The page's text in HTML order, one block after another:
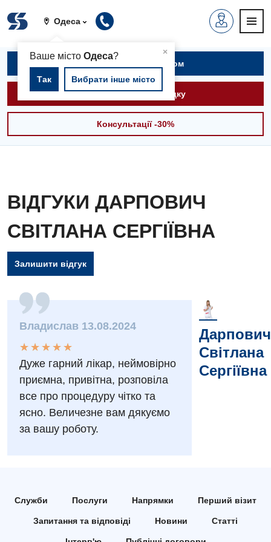
Одеса
×
Ваше містоОдеса?
Так Вибрати інше місто
Вакансії
Інтернатура
Енциклопедія
Програма лояльності
Відгуки
Відео
Ангіографічні дослідження
Ендоскопічне відділення
Комп’ютерна томографія
Магнітно-резонансна томографія
Мамографія
УЗД
Для дорослих
Відділ госпіталізації
Відділення кардіосудинної патології та неврології
Відділення невідкладних станів
Відділення інтенсивної терапії
Онкологічне відділлення
Національний скринінг здоров’я 40+
Українська
Записатися на прийом
Викликати швидку
Консультації -30%
ВІДГУКИ ДАРПОВИЧ
СВІТЛАНА СЕРГІЇВНА
Залишити відгук
Владислав 13.08.2024
★
★
★
★
★
★ ★ ★ ★ ★
Дуже гарний лікар, неймовірно
приємна, привітна, розповіла
все про процедуру чітко та
ясно. Величезне вам дякуємо
за вашу роботу.
Дарпович
Світлана
Сергіївна
Служби Послуги Напрямки Перший візит
Запитання та відповіді Новини Статті